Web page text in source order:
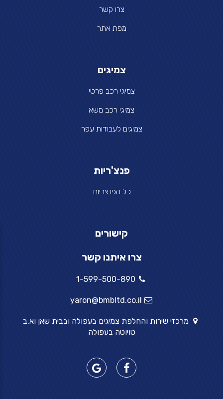
צרו קשר
מפת אתר
צמיגים
צמיגי רכב פרטי
צמיגי רכב משא
צמיגים לעבודות עפר
פנצ'ריות
כל הפנצריות
קישורים
צרו איתנו קשר
1-599-500-890
yaron@bmbltd.co.il
מרכזי שירות והחלפת צמיגים בעפולה ובבית שאן וא.ב
טויוטה בעפולה